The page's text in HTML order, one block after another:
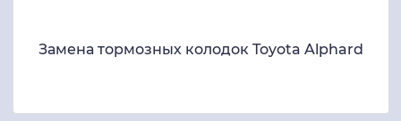
Замена тормозных колодок Toyota Alphard